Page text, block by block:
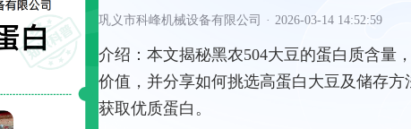
巩义市科峰机械设备有限公司 · 2026-03-14 14:52:59
介绍： 本文揭秘黑农504大豆的蛋白质含量
价值，并分享如何挑选高蛋白大豆及储存方
获取优质蛋白。